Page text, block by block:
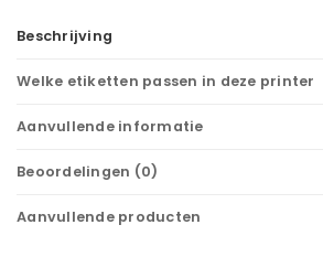
Beschrijving
Welke etiketten passen in deze printer
Aanvullende informatie
Beoordelingen (0)
Aanvullende producten